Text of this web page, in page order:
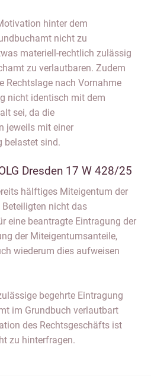
hinter dem
nicht zu
materiell-rechtlich zulässig
zu verlautbaren. Zudem
Rechtslage nach Vornahme
nicht identisch mit dem
sei, da die
jeweils mit einer
belastet sind.
Dresden 17 W 428/25
hälftiges Miteigentum der
nicht das
eine beantragte Eintragung der
der Miteigentumsanteile,
wiederum dies aufweisen
begehrte Eintragung
im Grundbuch verlautbart
des Rechtsgeschäfts ist
zu hinterfragen.